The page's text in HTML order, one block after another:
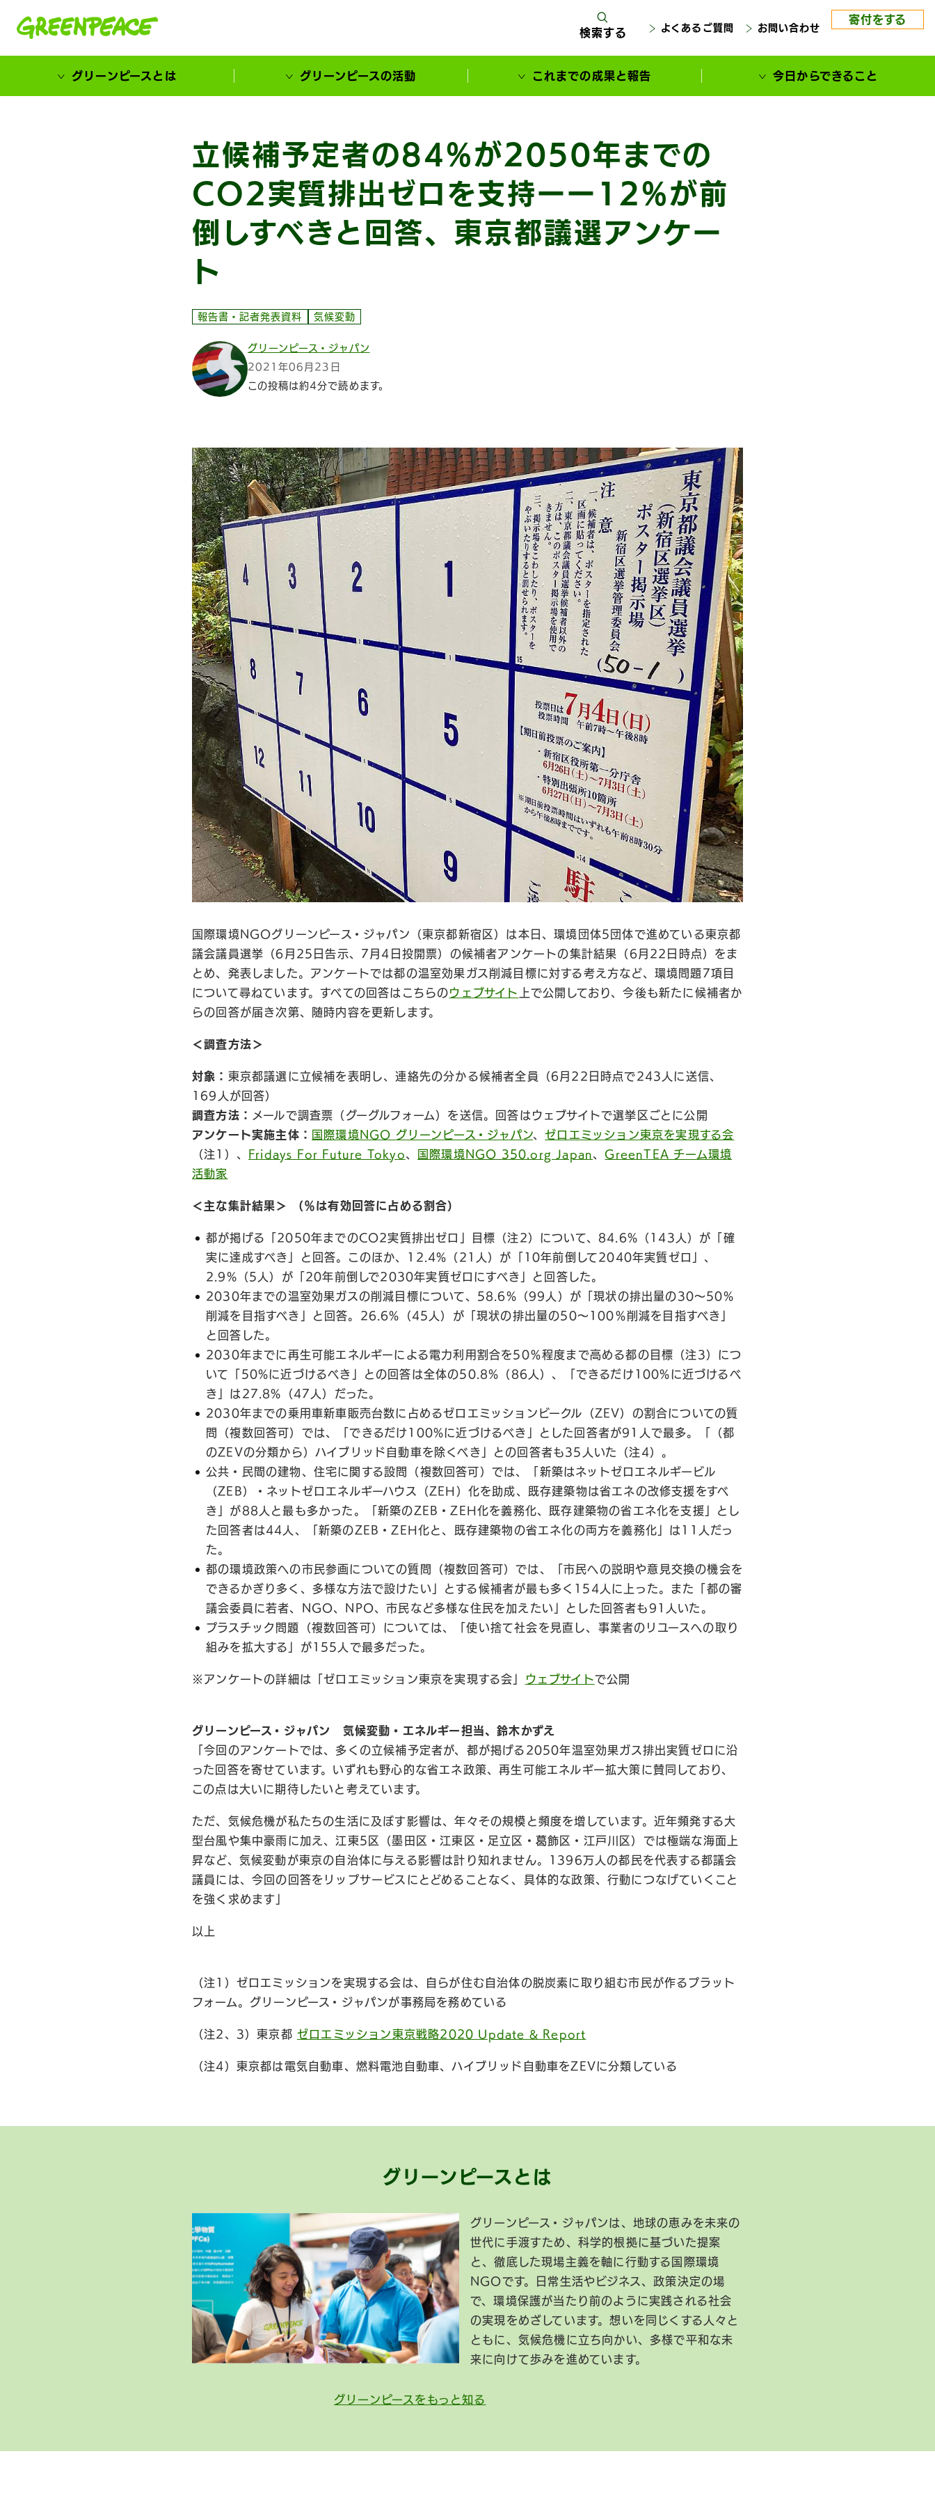
検索する よくあるご質問 お問い合わせ
寄付をする
グリーンピースとは グリーンピースの活動 これまでの成果と報告 今日からできること
立候補予定者の84%が2050年までの
CO2実質排出ゼロを支持ーー12%が前
倒しすべきと回答、東京都議選アンケー
ト
報告書・記者発表資料 気候変動
グリーンピース・ジャパン
2021年06月23日
この投稿は約4分で読めます。
国際環境NGOグリーンピース・ジャパン（東京都新宿区）は本日、環境団体5団体で進めている東京都
議会議員選挙（6月25日告示、7月4日投開票）の候補者アンケートの集計結果（6月22日時点）をま
とめ、発表しました。アンケートでは都の温室効果ガス削減目標に対する考え方など、環境問題7項目
について尋ねています。すべての回答はこちらのウェブサイト
上で公開しており、今後も新たに候補者か
らの回答が届き次第、随時内容を更新します。
＜調査方法＞
対象： 東京都議選に立候補を表明し、連絡先の分かる候補者全員（6月22日時点で243人に送信、
169人が回答）
調査方法：
メールで調査票（グーグルフォーム）を送信。回答はウェブサイトで選挙区ごとに公開
アンケート実施主体：
国際環境NGO グリーンピース・ジャパン、ゼロエミッション東京を実現する会
（注1）、
Fridays For Future Tokyo、 国際環境NGO 350.org Japan、GreenTEA チーム環境
活動家
＜主な集計結果＞ （％は有効回答に占める割合）
都が掲げる「2050年までのCO2実質排出ゼロ」目標（注2）について、84.6%（143人）が「確
実に達成すべき」と回答。このほか、12.4%（21人）が「10年前倒して2040年実質ゼロ」、
2.9%（5人）が「20年前倒しで2030年実質ゼロにすべき」と回答した。
2030年までの温室効果ガスの削減目標について、58.6%（99人）が「現状の排出量の30〜50%
削減を目指すべき」と回答。26.6%（45人）が「現状の排出量の50〜100％削減を目指すべき」
と回答した。
2030年までに再生可能エネルギーによる電力利用割合を50％程度まで高める都の目標（注3）につ
いて「50%に近づけるべき」との回答は全体の50.8%（86人）、「できるだけ100%に近づけるべ
き」は27.8%（47人）だった。
2030年までの乗用車新車販売台数に占めるゼロエミッションビークル（ZEV）の割合についての質
問（複数回答可）では、「できるだけ100%に近づけるべき」とした回答者が91人で最多。「（都
のZEVの分類から）ハイブリッド自動車を除くべき」との回答者も35人いた（注4）。
公共・民間の建物、住宅に関する設問（複数回答可）では、「新築はネットゼロエネルギービル
（ZEB）・ネットゼロエネルギーハウス（ZEH）化を助成、既存建築物は省エネの改修支援をすべ
き」が88人と最も多かった。「新築のZEB・ZEH化を義務化、既存建築物の省エネ化を支援」とし
た回答者は44人、「新築のZEB・ZEH化と、既存建築物の省エネ化の両方を義務化」は11人だっ
た。
都の環境政策への市民参画についての質問（複数回答可）では、「市民への説明や意見交換の機会を
できるかぎり多く、多様な方法で設けたい」とする候補者が最も多く154人に上った。また「都の審
議会委員に若者、NGO、NPO、市民など多様な住民を加えたい」とした回答者も91人いた。
プラスチック問題（複数回答可）については、「使い捨て社会を見直し、事業者のリユースへの取り
組みを拡大する」が155人で最多だった。
※アンケートの詳細は「ゼロエミッション東京を実現する会」 ウェブサイトで公開
グリーンピース・ジャパン 気候変動・エネルギー担当、鈴木かずえ
「今回のアンケートでは、多くの立候補予定者が、都が掲げる2050年温室効果ガス排出実質ゼロに沿
った回答を寄せています。いずれも野心的な省エネ政策、再生可能エネルギー拡大策に賛同しており、
この点は大いに期待したいと考えています。
ただ、気候危機が私たちの生活に及ぼす影響は、年々その規模と頻度を増しています。近年頻発する大
型台風や集中豪雨に加え、江東5区（墨田区・江東区・足立区・葛飾区・江戸川区）では極端な海面上
昇など、気候変動が東京の自治体に与える影響は計り知れません。1396万人の都民を代表する都議会
議員には、今回の回答をリップサービスにとどめることなく、具体的な政策、行動につなげていくこと
を強く求めます」
以上
（注1）ゼロエミッションを実現する会は、自らが住む自治体の脱炭素に取り組む市民が作るプラット
フォーム。グリーンピース・ジャパンが事務局を務めている
（注2、3）東京都 ゼロエミッション東京戦略2020 Update & Report
（注4）東京都は電気自動車、燃料電池自動車、ハイブリッド自動車をZEVに分類している
グリーンピースとは
グリーンピース・ジャパンは、地球の恵みを未来の
世代に手渡すため、科学的根拠に基づいた提案
と、徹底した現場主義を軸に行動する国際環境
NGOです。日常生活やビジネス、政策決定の場
で、環境保護が当たり前のように実践される社会
の実現をめざしています。想いを同じくする人々と
ともに、気候危機に立ち向かい、多様で平和な未
来に向けて歩みを進めています。
グリーンピースをもっと知る